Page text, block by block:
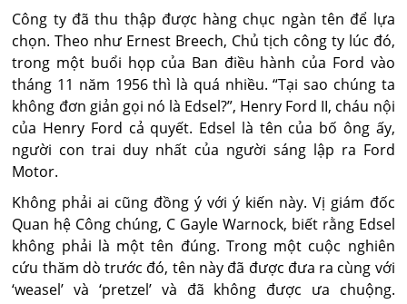
Công ty đã thu thập được hàng chục ngàn tên để lựa
chọn. Theo như Ernest Breech, Chủ tịch công ty lúc đó,
trong một buổi họp của Ban điều hành của Ford vào
tháng 11 năm 1956 thì là quá nhiều. “Tại sao chúng ta
không đơn giản gọi nó là Edsel?”, Henry Ford II, cháu nội
của Henry Ford cả quyết. Edsel là tên của bố ông ấy,
người con trai duy nhất của người sáng lập ra Ford
Motor.
Không phải ai cũng đồng ý với ý kiến này. Vị giám đốc
Quan hệ Công chúng, C Gayle Warnock, biết rằng Edsel
không phải là một tên đúng. Trong một cuộc nghiên
cứu thăm dò trước đó, tên này đã được đưa ra cùng với
‘weasel’ và ‘pretzel’ và đã không được ưa chuộng.